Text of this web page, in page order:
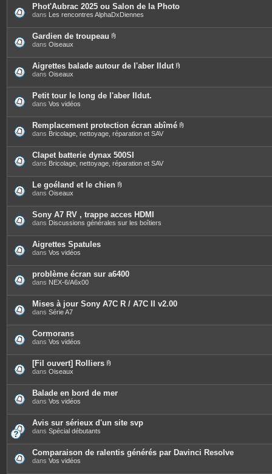
Phot'Aubrac 2025 ou Salon de la Photo
dans Les rencontres AlphaDxDiennes
Gardien de troupeau
è
c
j
o
i
t
e
s
dans Oiseaux
Aigrettes balade autour de l'aber Ildut
è
j
o
i
t
dans Oiseaux
Petit tour le long de l'aber Ildut.
dans Vos vidéos
Remplacement protection écran abîmé
è
j
t
dans Bricolage, nettoyage, réparation et SAV
Clapet batterie dynax 500SI
dans Bricolage, nettoyage, réparation et SAV
Le goéland et le chien
è
c
e
s
j
t
e
s
dans Oiseaux
Sony A7 RV , trappe acces HDMI
dans Discussions générales sur les boîtiers
Aigrettes Spatules
dans Vos vidéos
problème écran sur a6400
dans NEX-6/A6x00
Mises à jour Sony A7C R / A7C II v2.00
dans Série A7
Cormorans
dans Vos vidéos
[Fil ouvert] Rolliers
è
c
j
o
i
t
e
s
dans Oiseaux
Balade en bord de mer
dans Vos vidéos
Avis sur sérieux d'un site svp
dans Spécial débutants
Comparaison de ralentis générés par Davinci Resolve
dans Vos vidéos